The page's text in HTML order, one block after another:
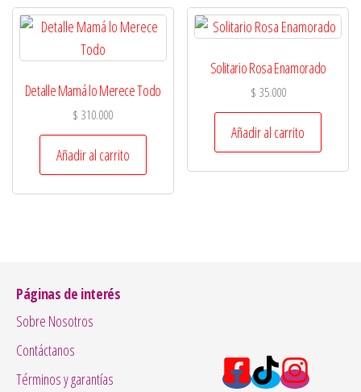
Detalle Mamá lo Merece Todo
$ 310.000
Añadir al carrito
Solitario Rosa Enamorado
$ 35.000
Añadir al carrito
Páginas de interés
Sobre Nosotros
Contáctanos
Términos y garantías